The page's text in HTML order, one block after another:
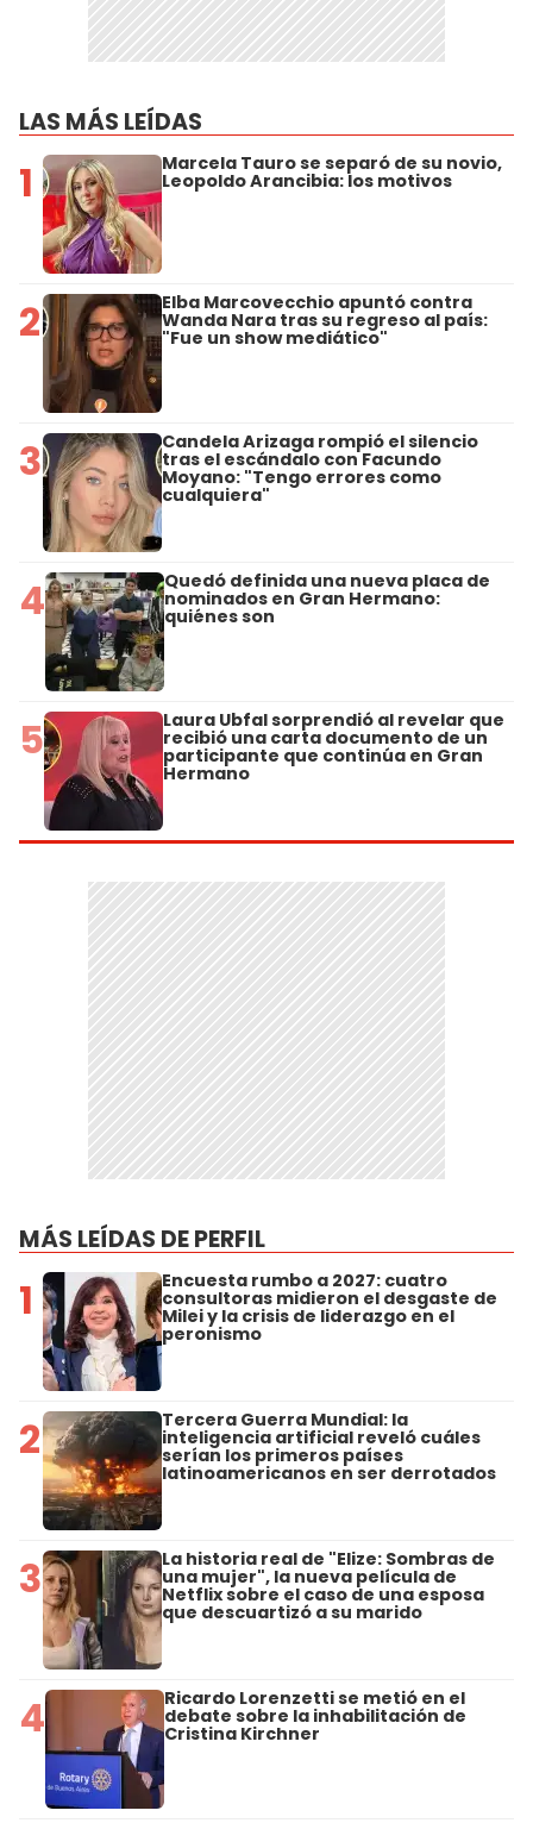
LAS MÁS LEÍDAS
1 Marcela Tauro se separó de su novio,
Leopoldo Arancibia: los motivos
2 Elba Marcovecchio apuntó contra
Wanda Nara tras su regreso al país:
"Fue un show mediático"
3 Candela Arizaga rompió el silencio
tras el escándalo con Facundo
Moyano: "Tengo errores como
cualquiera"
4 Quedó definida una nueva placa de
nominados en Gran Hermano:
quiénes son
5 Laura Ubfal sorprendió al revelar que
recibió una carta documento de un
participante que continúa en Gran
Hermano
MÁS LEÍDAS DE PERFIL
1 Encuesta rumbo a 2027: cuatro
consultoras midieron el desgaste de
Milei y la crisis de liderazgo en el
peronismo
2 Tercera Guerra Mundial: la
inteligencia artificial reveló cuáles
serían los primeros países
latinoamericanos en ser derrotados
3 La historia real de "Elize: Sombras de
una mujer", la nueva película de
Netflix sobre el caso de una esposa
que descuartizó a su marido
4 Ricardo Lorenzetti se metió en el
debate sobre la inhabilitación de
Cristina Kirchner